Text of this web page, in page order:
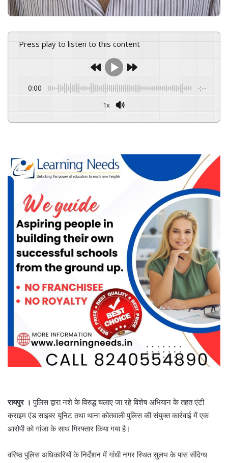
Press play to listen to this content
0:00 -:--
1x
रायपुर । पुलिस द्वारा नशे के विरुद्ध चलाए जा रहे विशेष अभियान के तहत एंटी
क्राइम एंड साइबर यूनिट तथा थाना कोतवाली पुलिस की संयुक्त कार्रवाई में एक
आरोपी को गांजा के साथ गिरफ्तार किया गया है।
वरिष्ठ पुलिस अधिकारियों के निर्देशन में गांधी नगर स्थित सुलभ के पास संदिग्ध